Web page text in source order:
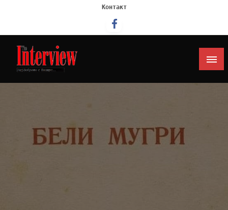
Контакт
Интервју